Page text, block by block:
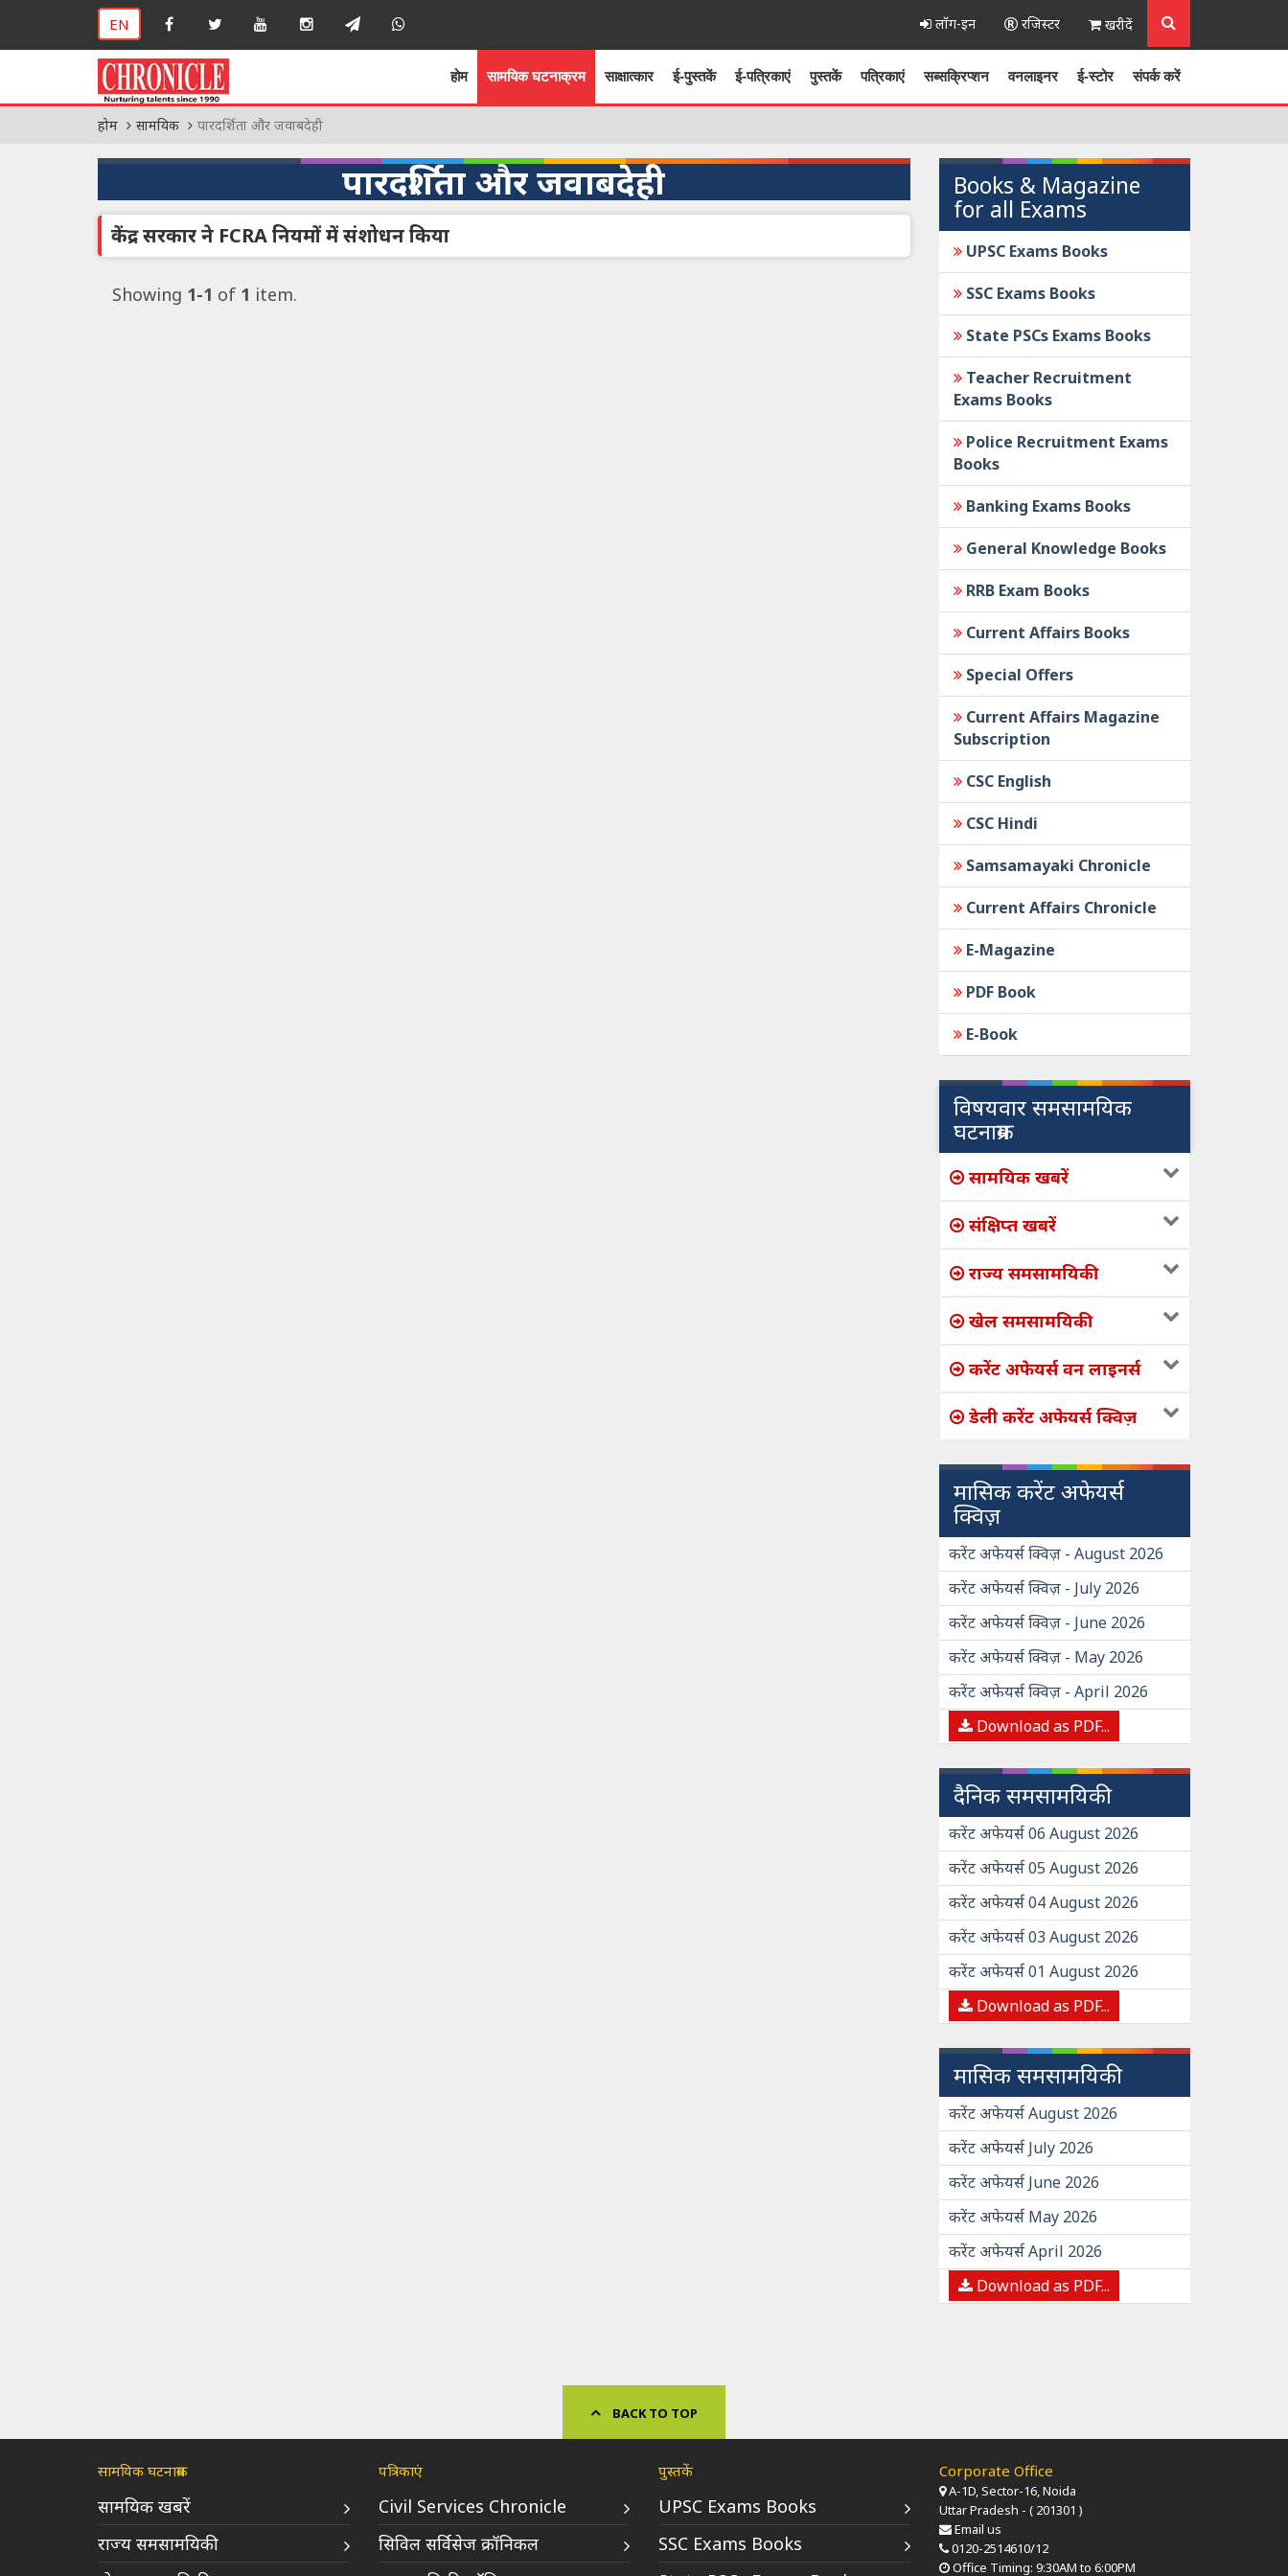
EN लॉग-इन रजिस्टर खरीदें
होम सामयिक घटनाक्रम साक्षात्कार ई-पुस्तकें ई-पत्रिकाएं पुस्तकें पत्रिकाएं सब्सक्रिप्शन वनलाइनर ई-स्टोर संपर्क करें
होम सामयिक पारदर्शिता और जवाबदेही
पारदर्शिता और जवाबदेही
केंद्र सरकार ने FCRA नियमों में संशोधन किया
Showing 1-1 of 1 item.
Books & Magazine
for all Exams
UPSC Exams Books
SSC Exams Books
State PSCs Exams Books
Teacher Recruitment
Exams Books
Police Recruitment Exams
Books
Banking Exams Books
General Knowledge Books
RRB Exam Books
Current Affairs Books
Special Offers
Current Affairs Magazine
Subscription
CSC English
CSC Hindi
Samsamayaki Chronicle
Current Affairs Chronicle
E-Magazine
PDF Book
E-Book
विषयवार समसामयिक
घटनाक्रम
सामयिक खबरें
संक्षिप्त खबरें
राज्य समसामयिकी
खेल समसामयिकी
करेंट अफेयर्स वन लाइनर्स
डेली करेंट अफेयर्स क्विज़
मासिक करेंट अफेयर्स
क्विज़
करेंट अफेयर्स क्विज़ - August 2026
करेंट अफेयर्स क्विज़ - July 2026
करेंट अफेयर्स क्विज़ - June 2026
करेंट अफेयर्स क्विज़ - May 2026
करेंट अफेयर्स क्विज़ - April 2026
Download as PDF...
दैनिक समसामयिकी
करेंट अफेयर्स 06 August 2026
करेंट अफेयर्स 05 August 2026
करेंट अफेयर्स 04 August 2026
करेंट अफेयर्स 03 August 2026
करेंट अफेयर्स 01 August 2026
Download as PDF...
मासिक समसामयिकी
करेंट अफेयर्स August 2026
करेंट अफेयर्स July 2026
करेंट अफेयर्स June 2026
करेंट अफेयर्स May 2026
करेंट अफेयर्स April 2026
Download as PDF...
BACK TO TOP
सामयिक घटनाक्रम
सामयिक खबरें
राज्य समसामयिकी
पत्रिकाएं
Civil Services Chronicle
सिविल सर्विसेज क्रॉनिकल
पुस्तकें
UPSC Exams Books
SSC Exams Books
Corporate Office
A-1D, Sector-16, Noida
Uttar Pradesh - ( 201301 )
Email us
0120-2514610/12
Office Timing: 9:30AM to 6:00PM